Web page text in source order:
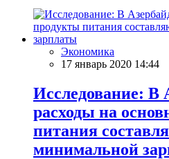
Экономика
17 январь 2020 14:44
Исследование: В
расходы на
питания
минимальной